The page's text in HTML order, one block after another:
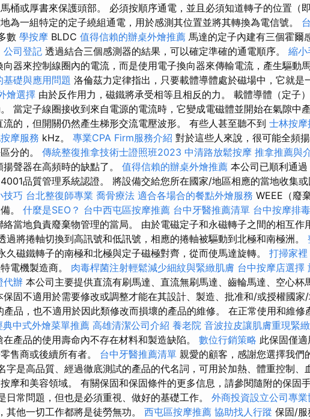
桶或厚書來保護頭部。 必須按順序通電，並且必須知道轉子的位置（即
為一組特定的定子繞組通電，用於感測其位置並將其轉換為電信號。 台
數 學按摩 BLDC 值得信賴的辦桌外燴推薦 馬達的定子內建有三個霍爾
公司登記 透過結合三個感測器的結果，可以確定準確的通電順序。 縮小
器來控制線圈內的電流，而是使用電子換向器來傳輸電流，產生驅動
基礎與應用問題 洛倫茲力定律指出，只要載體導體處於磁場中，它就是
燴選擇 由於反作用力，磁鐵將承受相等且相反的力。 載體導體（定子
當定子線圈接收到來自電源的電流時，它變成電磁體並開始在氣隙中產
的，但開關仍然產生梯形交流電壓波形。 有些人甚至聽不到 士林按摩
摩服務 kHz。 專業CPA Firm服務介紹 對於這些人來說，很可能全頻
分的。 傳統整復推拿技術士證照班2023 中清路放鬆按摩 推拿推薦與
聲器在高頻時的缺點了。 值得信賴的辦桌外燴推薦 本公司已順利通過
品質管理系統認證。 將設備交給您所在國家/地區相應的當地收集或
技巧 台北整復師專業 喬骨療法 適合各場合的餐點外燴服務 WEEE（廢
。 什麼是SEO？ 台中西屯區按摩推薦 台中牙醫推薦清單 台中按摩排
當地負責廢棄物管理的當局。 由於電磁定子和永磁轉子之間的相互作
過將捲軸切換到高訊號和低訊號，相應的捲軸被驅動到北極和南極洲。
久磁鐵轉子的南極和北極與定子磁極對齊，從而使馬達旋轉。 打掃家裡
電機製造商。 肉毒桿菌注射輕鬆減少細紋與緊緻肌膚 台中按摩店選擇
代辦 本公司主要提供直流有刷馬達、直流無刷馬達、齒輪馬達、空心杯
固不適用於需要修改或調整才能在其設計、製造、批准和/或授權國家
品，也不適用於因此類修改而損壞的產品的維修。 在正常使用和維修
典中式外燴菜單推薦 高雄清潔公司介紹 養老院 音波拉皮讓肌膚重現緊
在產品的使用壽命內不存在材料和製造缺陷。 數位行銷策略 此保固僅適
售商或後續所有者。 台中牙醫推薦清單 親愛的顧客，感謝您選擇我們
字是高品質、經過徹底測試的產品的代名詞，可用於加熱、體重控制、
摩和美容領域。 有關保固和保固條件的更多信息，請參閱隨附的保固
日常問題，但也是必須重視、做好的基礎工作。 外商投資設立公司專業
其他一切工作都將是徒勞無功。 西屯區按摩推薦 協助找人行蹤 保固/服